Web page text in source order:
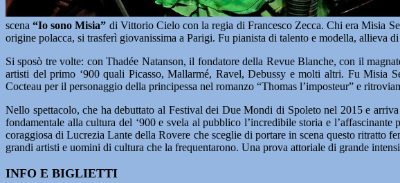
scena“Io sono Misia” di Vittorio Cielo con la regia di Francesco Zecca. Chi era Misia
origine polacca, si trasferì giovanissima a Parigi. Fu pianista di talento e modella, allieva
Si sposò tre volte: con Thadée Natanson, il fondatore della Revue Blanche, con il
artisti del primo ‘900 quali Picasso, Mallarmé, Ravel, Debussy e molti altri. Fu Misia
Cocteau per il personaggio della principessa nel romanzo “Thomas l’imposteur” e
Nello spettacolo, che ha debuttato al Festival dei Due Mondi di Spoleto nel 2015 e
fondamentale alla cultura del ‘900 e svela al pubblico l’incredibile storia e
coraggiosa di Lucrezia Lante della Rovere che sceglie di portare in scena questo
grandi artisti e uomini di cultura che la frequentarono. Una prova attoriale di grande
INFO E BIGLIETTI